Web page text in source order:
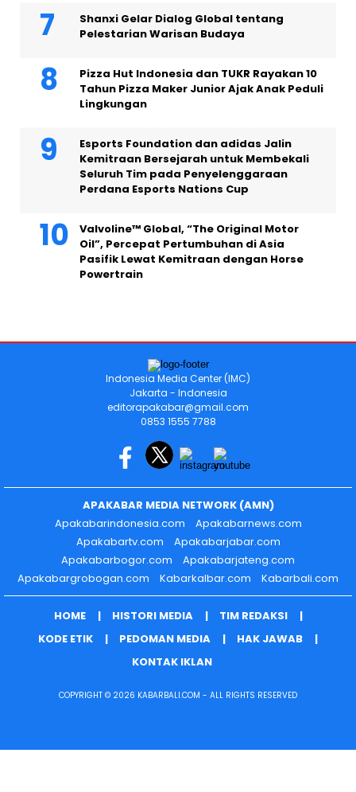
Shanxi Gelar Dialog Global tentang
Pelestarian Warisan Budaya
Pizza Hut Indonesia dan TUKR Rayakan 10
Tahun Pizza Maker Junior Ajak Anak Peduli
Lingkungan
Esports Foundation dan adidas Jalin
Kemitraan Bersejarah untuk Membekali
Seluruh Tim pada Penyelenggaraan
Perdana Esports Nations Cup
Valvoline™ Global, “The Original Motor
Oil”, Percepat Pertumbuhan di Asia
Pasifik Lewat Kemitraan dengan Horse
Powertrain
Indonesia Media Center (IMC)
Jakarta - Indonesia
editorapakabar@gmail.com
0853 1555 7788
APAKABAR MEDIA NETWORK (AMN)
Apakabarindonesia.com
Apakabarnews.com
Apakabartv.com
Apakabarjabar.com
Apakabarbogor.com
Apakabarjateng.com
Apakabargrobogan.com
Kabarkalbar.com Kabarbali.com
HOME HISTORI MEDIA
TIM REDAKSI
KODE ETIK
PEDOMAN MEDIA
HAK JAWAB
KONTAK IKLAN
COPYRIGHT © 2026 KABARBALI.COM - ALL RIGHTS RESERVED